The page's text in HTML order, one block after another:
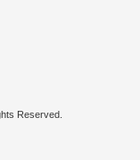
Reserved.